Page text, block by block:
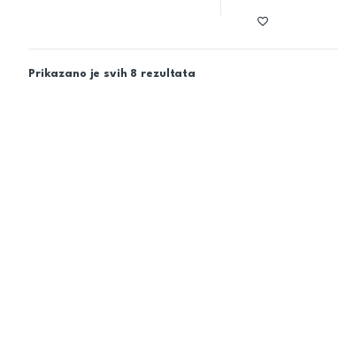
Prikazano je svih 8 rezultata